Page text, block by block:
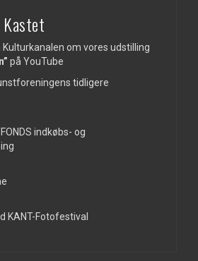
om vores udstilling
på YouTube
tidligere
indkøbs- og
KANT-Fotofestival